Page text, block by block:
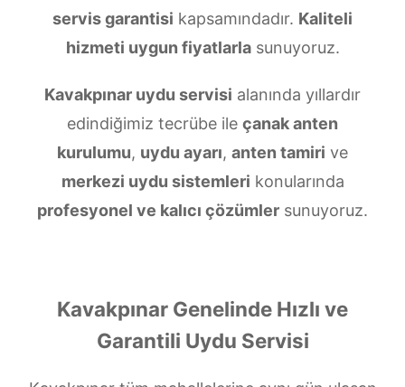
servis garantisi kapsamındadır. Kaliteli
hizmeti uygun fiyatlarlasunuyoruz.
Kavakpınar uydu servisi alanında yıllardır
edindiğimiz tecrübe ile çanak anten
kurulumu, uydu ayarı, anten tamiri ve
merkezi uydu sistemleri konularında
profesyonel ve kalıcı çözümler sunuyoruz.
Kavakpınar Genelinde Hızlı ve
Garantili Uydu Servisi